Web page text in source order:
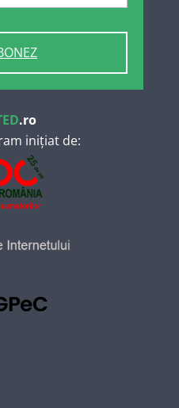
.ro
inițiat de: